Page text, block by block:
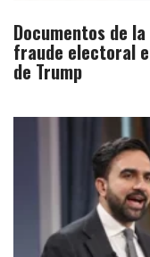
Documentos de
fraude electoral
de Trump